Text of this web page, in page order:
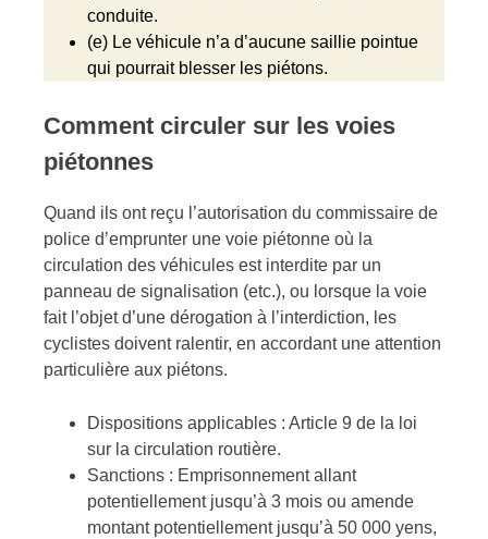
conduite.
(e) Le véhicule n’a d’aucune saillie pointue
qui pourrait blesser les piétons.
Comment circuler sur les voies
piétonnes
Quand ils ont reçu l’autorisation du commissaire de
police d’emprunter une voie piétonne où la
circulation des véhicules est interdite par un
panneau de signalisation (etc.), ou lorsque la voie
fait l’objet d’une dérogation à l’interdiction, les
cyclistes doivent ralentir, en accordant une attention
particulière aux piétons.
Dispositions applicables : Article 9 de la loi
sur la circulation routière.
Sanctions : Emprisonnement allant
potentiellement jusqu’à 3 mois ou amende
montant potentiellement jusqu’à 50 000 yens,